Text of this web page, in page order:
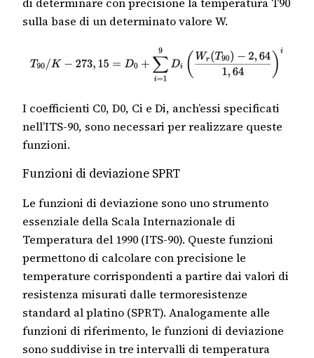
sulla base di un determinato valore W.
I coefficienti C0, D0, Ci e Di, anch’essi specificati
nell’ITS-90, sono necessari per realizzare queste
funzioni.
Funzioni di deviazione SPRT
Le funzioni di deviazione sono uno strumento
essenziale della Scala Internazionale di
Temperatura del 1990 (ITS-90). Queste funzioni
permettono di calcolare con precisione le
temperature corrispondenti a partire dai valori di
resistenza misurati dalle termoresistenze
standard al platino (SPRT). Analogamente alle
funzioni di riferimento, le funzioni di deviazione
sono suddivise in tre intervalli di temperatura